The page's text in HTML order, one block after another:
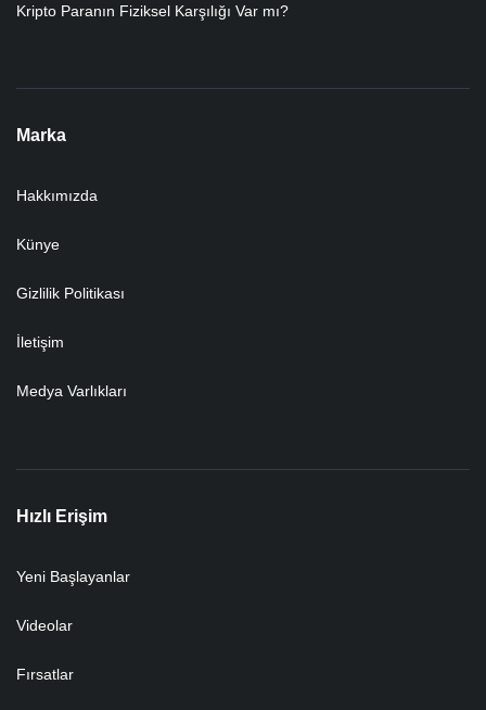
Kripto Paranın Fiziksel Karşılığı Var mı?
Marka
Hakkımızda
Künye
Gizlilik Politikası
İletişim
Medya Varlıkları
Hızlı Erişim
Yeni Başlayanlar
Videolar
Fırsatlar